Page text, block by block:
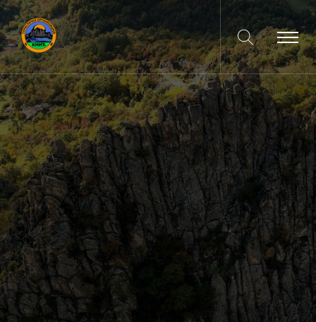
Споменик
Природе
„Борачки Крш”
Кликните за навигацију